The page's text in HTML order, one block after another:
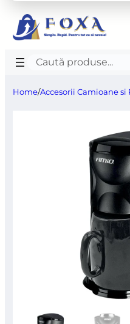
Caută
Home/Accesorii Camioane si